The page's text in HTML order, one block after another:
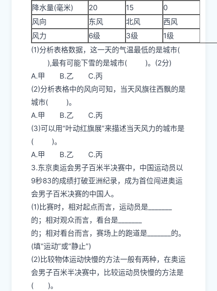
降水量(毫米)
20 15
0
风向
东风 北风
西风
风力
6级 3级
1级
(1)分析表格数据，这一天的气温最低的是城市(
),最有可能下雪的是城市( )。(2分)
A.甲 B.乙 C.丙
(2)分析表格中的风向可知，当天风旗往西飘的是
城市( )。
A.甲 B.乙 C.丙
(3)可以用“叶动红旗展”来描述当天风力的城市是
( )。
A.甲 B.乙 C.丙
3.东京奥运会男子百米半决赛中，中国运动员以
9秒83的成绩打破亚洲纪录，成为首位闯进奥运
会男子百米决赛的中国人。
(1)比赛时，相对起点而言，运动员是_______
的；相对观众而言，看台是_______
的；相对看台而言，赛场上的跑道是_______的。
(填“运动”或“静止”)
(2)比较物体运动快慢的方法一般有两种，在奥运
会男子百米半决赛中，比较运动员快慢的方法是
( )。